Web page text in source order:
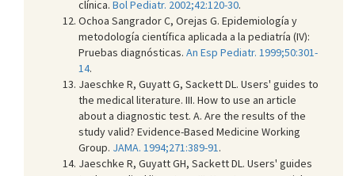
clínica. Bol Pediatr. 2002;42:120-30.
Ochoa Sangrador C, Orejas G. Epidemiología y
metodología científica aplicada a la pediatría (IV):
Pruebas diagnósticas. An Esp Pediatr. 1999;50:301-
14.
Jaeschke R, Guyatt G, Sackett DL. Users' guides to
the medical literature. III. How to use an article
about a diagnostic test. A. Are the results of the
study valid? Evidence-Based Medicine Working
Group. JAMA. 1994;271:389-91 .
Jaeschke R, Guyatt GH, Sackett DL. Users' guides